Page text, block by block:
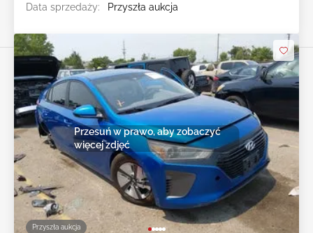
Data sprzedaży:
Przyszła aukcja
Przyszła aukcja
Przesuń w prawo, aby zobaczyć
więcej zdjęć